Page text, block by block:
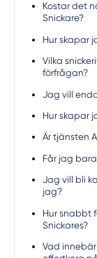
Kostar det
Snickare?
Hur skapar
Vilka
förfrågan?
Jag vill
Hur skapar
Är tjänsten
Får jag
Jag vill bli
jag?
Hur snabbt
Snickares?
Vad